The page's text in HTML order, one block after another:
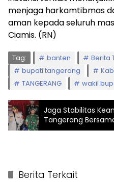
menjaga harkamtibmas
aman kepada seluruh
Ciamis. (RN)
Tag: banten
Berita
bupati tangerang
TANGERANG
wakil
Jaga Stabilitas
Tangerang
Skala Besar
Berita Terkait